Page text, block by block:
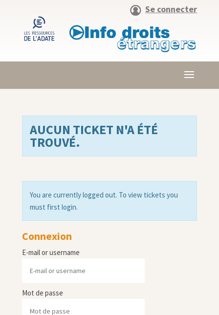
Se connecter
AUCUN TICKET N'A ÉTÉ
TROUVÉ.
You are currently logged out. To view tickets you
must first login.
Connexion
E-mail or username
Mot de passe